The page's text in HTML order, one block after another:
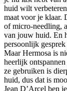
huid wilt
maat voor je klaar.
of micro-needling,
van jouw huid. En
persoonlijk
Maar Hermosa is
heerlijk
ze gebruiken is
huid, dus dat is
Jean D’Arcel ben